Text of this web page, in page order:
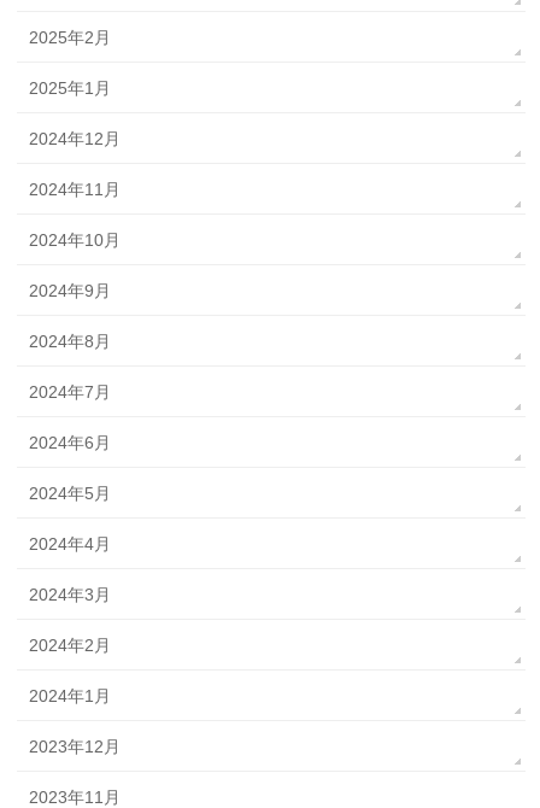
2025年2月
2025年1月
2024年12月
2024年11月
2024年10月
2024年9月
2024年8月
2024年7月
2024年6月
2024年5月
2024年4月
2024年3月
2024年2月
2024年1月
2023年12月
2023年11月